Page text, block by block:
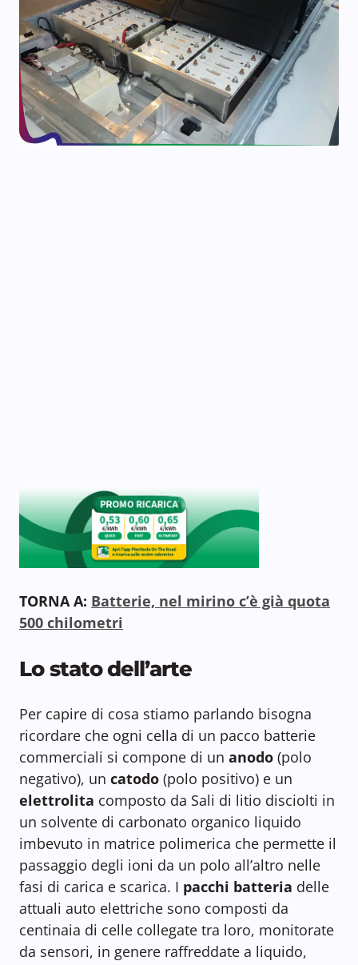
TORNA A: Batterie, nel mirino c’è già quota
500 chilometri
Lo stato dell’arte
Per capire di cosa stiamo parlando bisogna
ricordare che ogni cella di un pacco batterie
commerciali si compone di un anodo (polo
negativo), un catodo (polo positivo) e un
elettrolita composto da Sali di litio disciolti in
un solvente di carbonato organico liquido
imbevuto in matrice polimerica che permette il
passaggio degli ioni da un polo all’altro nelle
fasi di carica e scarica. I pacchi batteria delle
attuali auto elettriche sono composti da
centinaia di celle collegate tra loro, monitorate
da sensori, in genere raffreddate a liquido,